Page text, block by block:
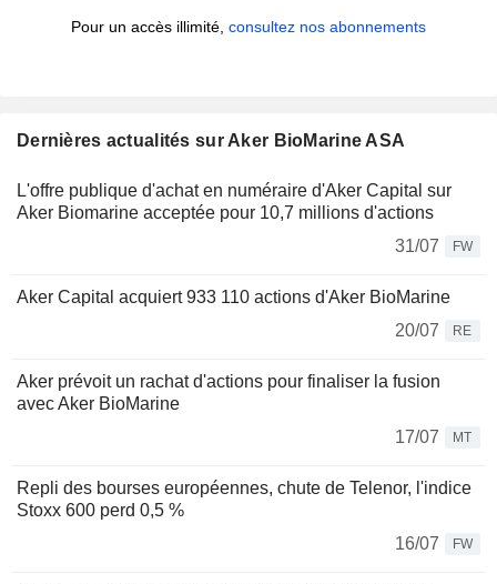
Pour un accès illimité, consultez nos abonnements
Dernières actualités sur Aker BioMarine ASA
L'offre publique d'achat en numéraire d'Aker Capital sur
Aker Biomarine acceptée pour 10,7 millions d'actions
31/07
FW
Aker Capital acquiert 933 110 actions d'Aker BioMarine
20/07
RE
Aker prévoit un rachat d'actions pour finaliser la fusion
avec Aker BioMarine
17/07
MT
Repli des bourses européennes, chute de Telenor, l'indice
Stoxx 600 perd 0,5 %
16/07
FW